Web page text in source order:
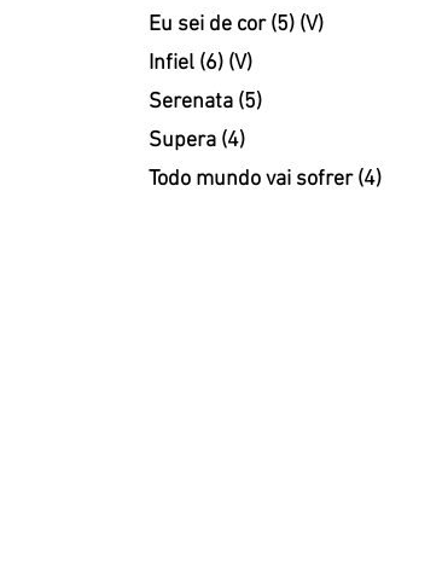
Eu sei de cor (5) (V)
Infiel (6) (V)
Serenata (5)
Supera (4)
Todo mundo vai sofrer (4)